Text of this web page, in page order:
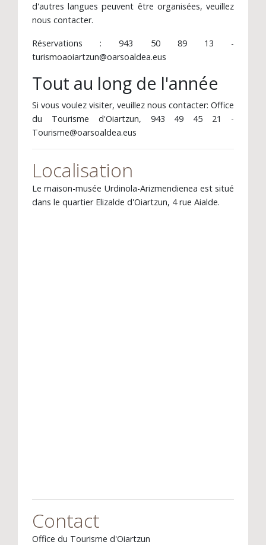
d'autres langues peuvent être organisées, veuillez
nous contacter.
Réservations : 943 50 89 13 -
turismoaoiartzun@oarsoaldea.eus
Tout au long de l'année
Si vous voulez visiter, veuillez nous contacter: Office
du Tourisme d'Oiartzun, 943 49 45 21 -
Tourisme@oarsoaldea.eus
Localisation
Le maison-musée Urdinola-Arizmendienea est situé
dans le quartier Elizalde d'Oiartzun, 4 rue Aialde.
Contact
Office du Tourisme d'Oiartzun